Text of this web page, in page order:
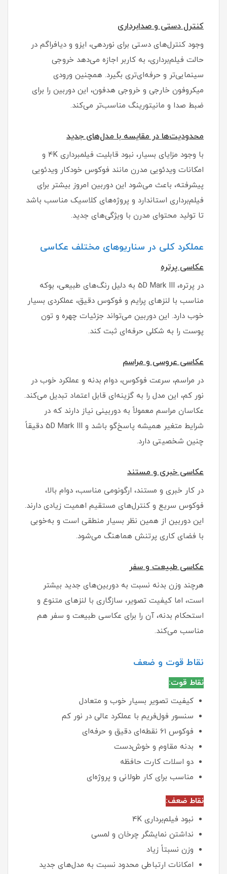
کنترل دستی و صدابرداری
وجود کنترل‌های دستی برای نوردهی، ایزو و دیافراگم در
حالت فیلم‌برداری، به کاربر اجازه می‌دهد خروجی
سینمایی‌تر و حرفه‌ای‌تری بگیرد. همچنین ورودی
میکروفون خارجی و خروجی هدفون، این دوربین را برای
ضبط صدا و مانیتورینگ مناسب‌تر می‌کند.
محدودیت‌ها در مقایسه با مدل‌های جدید
با وجود مزایای بسیار، نبود قابلیت فیلمبرداری 4K و
امکانات ویدئویی مدرن مانند فوکوس خودکار ویدئویی
پیشرفته، باعث می‌شود این دوربین امروز بیشتر برای
فیلم‌برداری استاندارد و پروژه‌های کلاسیک مناسب باشد
تا تولید محتوای مدرن با ویژگی‌های جدید.
عملکرد کلی در سناریوهای مختلف عکاسی
عکاسی پرتره
در پرتره، 5D Mark III به دلیل رنگ‌های طبیعی، بوکه
مناسب با لنزهای پرایم و فوکوس دقیق، عملکردی بسیار
خوب دارد. این دوربین می‌تواند جزئیات چهره و تون
پوست را به شکلی حرفه‌ای ثبت کند.
عکاسی عروسی و مراسم
در مراسم، سرعت فوکوس، دوام بدنه و عملکرد خوب در
نور کم، این مدل را به گزینه‌ای قابل اعتماد تبدیل می‌کند.
عکاسان مراسم معمولاً به دوربینی نیاز دارند که در
شرایط متغیر همیشه پاسخ‌گو باشد و 5D Mark III دقیقاً
چنین شخصیتی دارد.
عکاسی خبری و مستند
در کار خبری و مستند، ارگونومی مناسب، دوام بالا،
فوکوس سریع و کنترل‌های مستقیم اهمیت زیادی دارند.
این دوربین از همین نظر بسیار منطقی است و به‌خوبی
با فضای کاری پرتنش هماهنگ می‌شود.
عکاسی طبیعت و سفر
هرچند وزن بدنه نسبت به دوربین‌های جدید بیشتر
است، اما کیفیت تصویر، سازگاری با لنزهای متنوع و
استحکام بدنه، آن را برای عکاسی طبیعت و سفر هم
مناسب می‌کند.
نقاط قوت و ضعف
نقاط قوت:
کیفیت تصویر بسیار خوب و متعادل
سنسور فول‌فریم با عملکرد عالی در نور کم
فوکوس 61 نقطه‌ای دقیق و حرفه‌ای
بدنه مقاوم و خوش‌دست
دو اسلات کارت حافظه
مناسب برای کار طولانی و پروژه‌ای
نقاط ضعف:
نبود فیلم‌برداری 4K
نداشتن نمایشگر چرخان و لمسی
وزن نسبتاً زیاد
امکانات ارتباطی محدود نسبت به مدل‌های جدید